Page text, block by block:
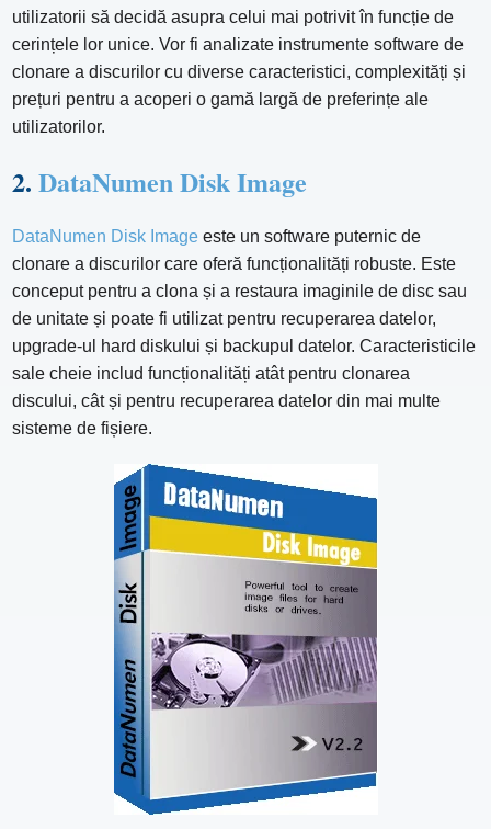
utilizatorii să decidă asupra celui mai potrivit în funcție de
cerințele lor unice. Vor fi analizate instrumente software de
clonare a discurilor cu diverse caracteristici, complexități și
prețuri pentru a acoperi o gamă largă de preferințe ale
utilizatorilor.
2.DataNumen Disk Image
DataNumen Disk Image este un software puternic de
clonare a discurilor care oferă funcționalități robuste. Este
conceput pentru a clona și a restaura imaginile de disc sau
de unitate și poate fi utilizat pentru recuperarea datelor,
upgrade-ul hard diskului și backupul datelor. Caracteristicile
sale cheie includ funcționalități atât pentru clonarea
discului, cât și pentru recuperarea datelor din mai multe
sisteme de fișiere.